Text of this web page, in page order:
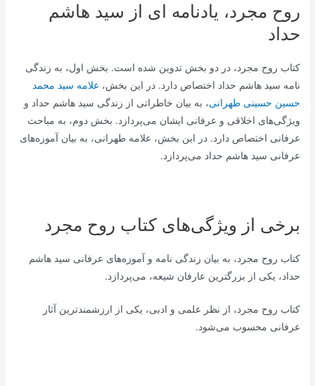
روح مجرد، یادنامه ای از سید هاشم
حداد
کتاب روح مجرد، در دو بخش تدوین شده است. بخش اول، به زندگی
نامه سید هاشم حداد اختصاص دارد. در این بخش، علامه سید محمد
حسین حسینی طهرانی، به بیان خاطراتی از زندگی سید هاشم حداد و
ویژگی‌های اخلاقی و عرفانی ایشان می‌پردازد. بخش دوم، به مباحث
عرفانی اختصاص دارد. در این بخش، علامه طهرانی، به بیان آموزه‌های
عرفانی سید هاشم حداد می‌پردازد.
برخی از ویژگی‌های کتاب روح مجرد
کتاب روح مجرد، به بیان زندگی نامه و آموزه‌های عرفانی سید هاشم
حداد، یکی از بزرگترین عارفان شیعه، می‌پردازد.
کتاب روح مجرد، از نظر علمی و ادبی، یکی از ارزشمندترین آثار
عرفانی محسوب می‌شود.